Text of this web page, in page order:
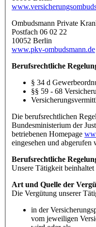
Ombudsmann Private
Postfach 06 02 22
10052 Berlin
www.pkv-ombudsmann.de
Berufsrechtliche
§ 34 d
§§ 59 - 68
Die berufsrechtlichen
Bundesministerium der
betriebenen Homepage
eingesehen und abgerufen
Berufsrechtliche
Unsere Tätigkeit beinhaltet
Art und Quelle der
Die Vergütung unserer
in der
vom jeweiligen